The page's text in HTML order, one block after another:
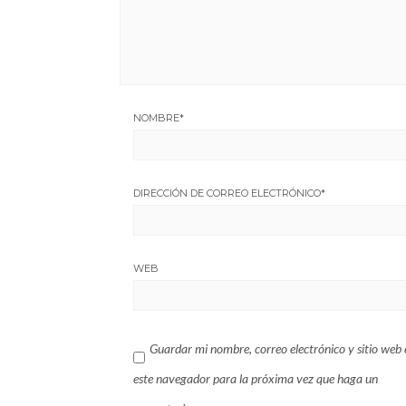
NOMBRE*
DIRECCIÓN DE CORREO ELECTRÓNICO*
WEB
Guardar mi nombre, correo electrónico y sitio web
este navegador para la próxima vez que haga un